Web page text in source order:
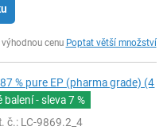
cenu Poptat větší množství
% pure EP (pharma grade) (4
balení - sleva7 %
č.: LC-9869.2_4